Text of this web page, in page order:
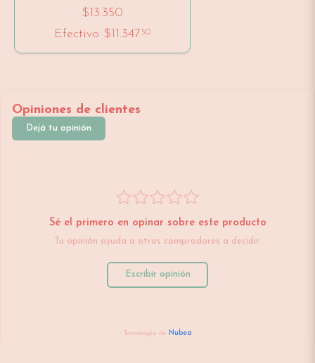
$13.350
Efectivo $11.347 50
Opiniones de clientes
Dejá tu opinión
Sé el primero en opinar sobre este producto
Tu opinión ayuda a otros compradores a decidir.
Escribir opinión
Tecnología de Nubea